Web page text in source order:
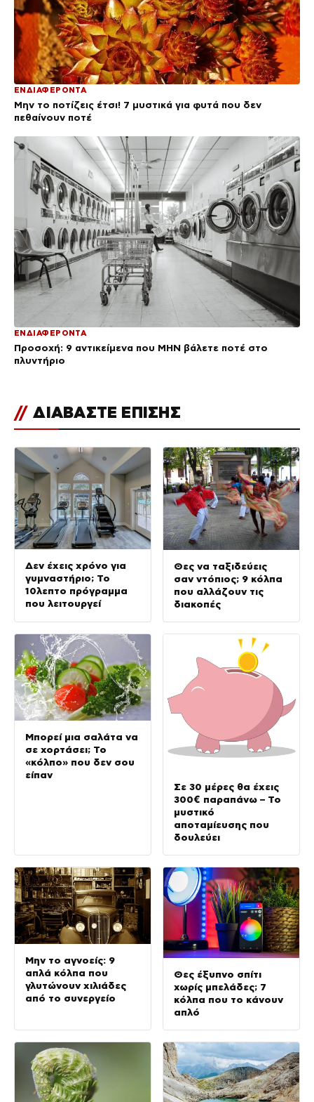
ΕΝΔΙΑΦΕΡΟΝΤΑ
Μην το ποτίζεις έτσι! 7 μυστικά για φυτά που δεν
πεθαίνουν ποτέ
ΕΝΔΙΑΦΕΡΟΝΤΑ
Προσοχή: 9 αντικείμενα που ΜΗΝ βάλετε ποτέ στο
πλυντήριο
// ΔΙΑΒΑΣΤΕ ΕΠΙΣΗΣ
Δεν έχεις χρόνο για
γυμναστήριο; Το
10λεπτο πρόγραμμα
που λειτουργεί
Θες να ταξιδεύεις
σαν ντόπιος; 9 κόλπα
που αλλάζουν τις
διακοπές
Μπορεί μια σαλάτα να
σε χορτάσει; Το
«κόλπο» που δεν σου
είπαν
Σε 30 μέρες θα έχεις
300€ παραπάνω – Το
μυστικό
αποταμίευσης που
δουλεύει
Μην το αγνοείς: 9
απλά κόλπα που
γλυτώνουν χιλιάδες
από το συνεργείο
Θες έξυπνο σπίτι
χωρίς μπελάδες; 7
κόλπα που το κάνουν
απλό